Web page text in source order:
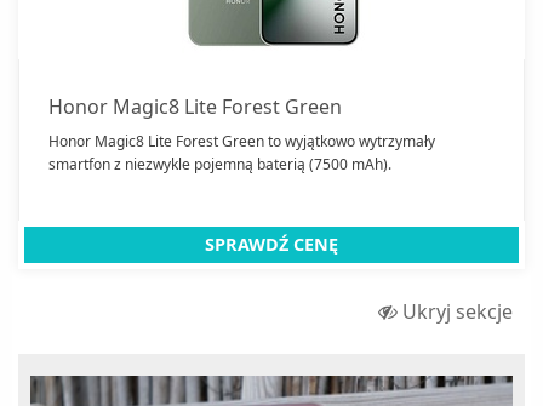
Honor Magic8 Lite Forest Green
Honor Magic8 Lite Forest Green to wyjątkowo wytrzymały
smartfon z niezwykle pojemną baterią (7500 mAh).
SPRAWDŹ CENĘ
Ukryj sekcje